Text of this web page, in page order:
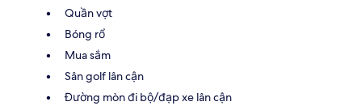
Quần vợt
Bóng rổ
Mua sắm
Sân golf lân cận
Đường mòn đi bộ/đạp xe lân cận